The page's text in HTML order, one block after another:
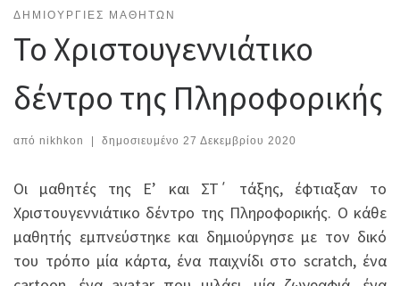
ΔΗΜΙΟΥΡΓΊΕΣ ΜΑΘΗΤΏΝ
Το Χριστουγεννιάτικο
δέντρο της Πληροφορικής
από nikhkon δημοσιευμένο 27 Δεκεμβρίου 2020
Οι μαθητές της Ε’ και ΣΤ΄ τάξης, έφτιαξαν το
Χριστουγεννιάτικο δέντρο της Πληροφορικής. Ο κάθε
μαθητής εμπνεύστηκε και δημιούργησε με τον δικό
του τρόπο μία κάρτα, ένα παιχνίδι στο scratch, ένα